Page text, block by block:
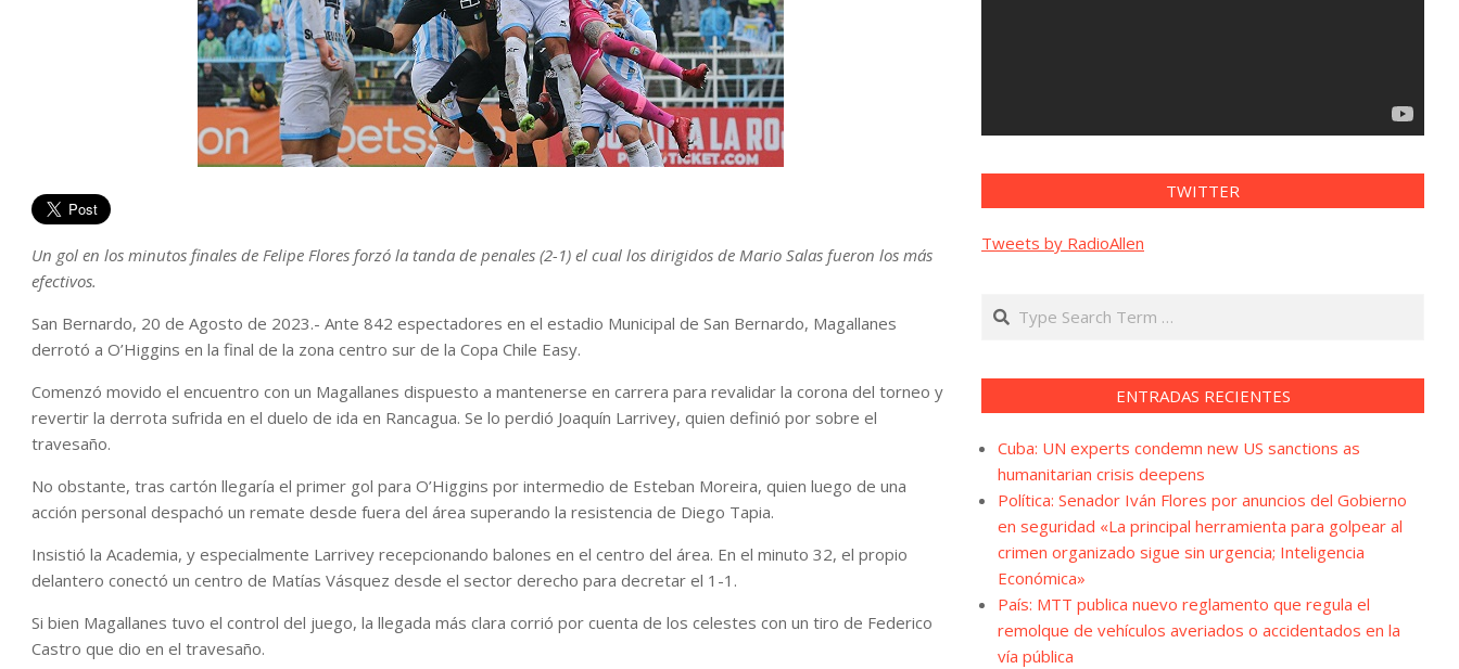
Un gol en los minutos finales de Felipe Flores forzó la tanda de penales (2-1) el cual los dirigidos de Mario Salas fueron los más
efectivos.
San Bernardo, 20 de Agosto de 2023.- Ante 842 espectadores en el estadio Municipal de San Bernardo, Magallanes
derrotó a O’Higgins en la final de la zona centro sur de la Copa Chile Easy.
Comenzó movido el encuentro con un Magallanes dispuesto a mantenerse en carrera para revalidar la corona del torneo y
revertir la derrota sufrida en el duelo de ida en Rancagua. Se lo perdió Joaquín Larrivey, quien definió por sobre el
travesaño.
No obstante, tras cartón llegaría el primer gol para O’Higgins por intermedio de Esteban Moreira, quien luego de una
acción personal despachó un remate desde fuera del área superando la resistencia de Diego Tapia.
Insistió la Academia, y especialmente Larrivey recepcionando balones en el centro del área. En el minuto 32, el propio
delantero conectó un centro de Matías Vásquez desde el sector derecho para decretar el 1-1.
Si bien Magallanes tuvo el control del juego, la llegada más clara corrió por cuenta de los celestes con un tiro de Federico
Castro que dio en el travesaño.
TWITTER
Tweets by RadioAllen
Search
ENTRADAS RECIENTES
Cuba: UN experts condemn new US sanctions as
humanitarian crisis deepens
Política: Senador Iván Flores por anuncios del Gobierno
en seguridad «La principal herramienta para golpear al
crimen organizado sigue sin urgencia; Inteligencia
Económica»
País: MTT publica nuevo reglamento que regula el
remolque de vehículos averiados o accidentados en la
vía pública